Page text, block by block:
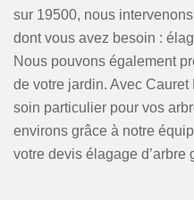
sur 19500, nous
dont vous avez besoin :
Nous pouvons également
de votre jardin. Avec
soin particulier pour vos
environs grâce à notre
votre devis élagage d’arbre